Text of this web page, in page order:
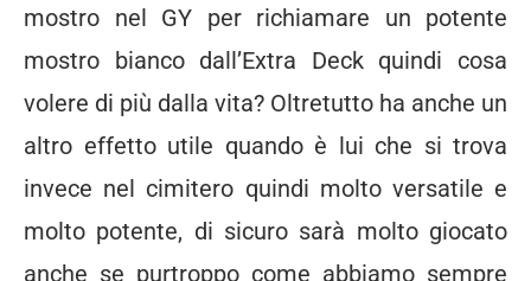
mostro nel GY per richiamare un potente
mostro bianco dall’Extra Deck quindi cosa
volere di più dalla vita? Oltretutto ha anche un
altro effetto utile quando è lui che si trova
invece nel cimitero quindi molto versatile e
molto potente, di sicuro sarà molto giocato
anche se purtroppo come abbiamo sempre